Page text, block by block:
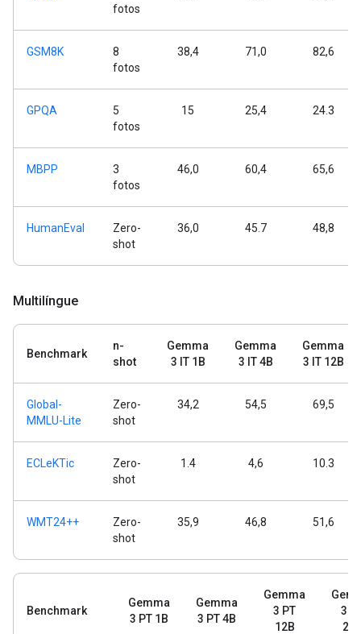
fotos
GSM8K
8
fotos
38,4 71,0 82,6
GPQA
5
fotos
15 25,4 24.3
MBPP
3
fotos
46,0 60,4 65,6
HumanEval
Zero-
shot
36,0 45.7 48,8
Multilíngue
Benchmark
n-
shot
Gemma
3 IT 1B
Gemma
3 IT 4B
Gemma
3 IT 12B
Global-
MMLU-Lite
Zero-
shot
34,2 54,5 69,5
ECLeKTic
Zero-
shot
1.4 4,6 10.3
WMT24++
Zero-
shot
35,9 46,8 51,6
Benchmark
Gemma
3 PT 1B
Gemma
3 PT 4B
Gemma
3 PT
12B
3